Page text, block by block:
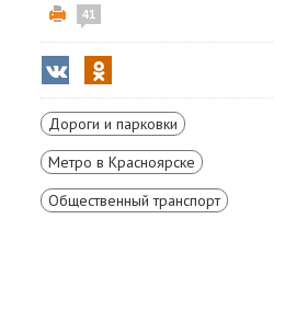
41
Дороги и парковки
Метро в Красноярске
Общественный транспорт